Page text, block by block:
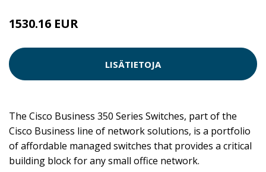
1530.16 EUR
LISÄTIETOJA
The Cisco Business 350 Series Switches, part of the
Cisco Business line of network solutions, is a portfolio
of affordable managed switches that provides a critical
building block for any small office network.